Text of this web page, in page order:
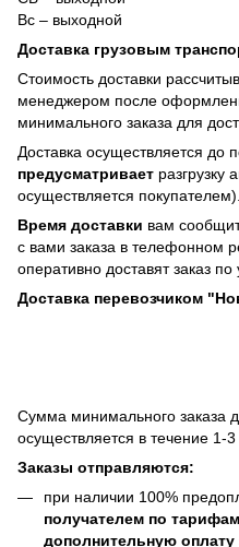
Вс – выходной
Доставка грузовым
Стоимость доставки
менеджером после
минимального заказа для
Доставка осуществляется до
предусматривает разгрузку
осуществляется покупателем).
Время доставки вам
с вами заказа в телефонном
оперативно доставят заказ
Доставка перевозчиком
Сумма минимального заказа
осуществляется в течение 1-3
Заказы отправляются:
при наличии 100%
получателем по
дополнительную оплату